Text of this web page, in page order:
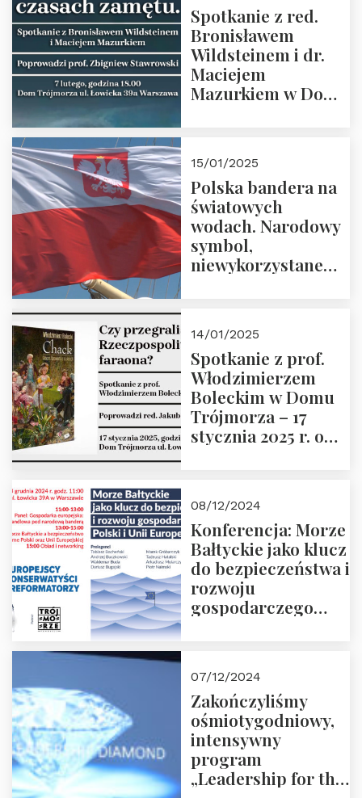
Spotkanie z red.
Bronisławem
Wildsteinem i dr.
Maciejem
Mazurkiem w Domu
Prowadzi prof.
Zbigniew
Stawrowski
15/01/2025
Polska bandera na
światowych
wodach. Narodowy
symbol,
niewykorzystane
14/01/2025
Spotkanie z prof.
Włodzimierzem
Boleckim w Domu
Trójmorza – 17
stycznia 2025 r. o
08/12/2024
Konferencja: Morze
Bałtyckie jako klucz
do bezpieczeństwa i
rozwoju
gospodarczego
ZAPRASZAMY
07/12/2024
Zakończyliśmy
ośmiotygodniowy,
intensywny
program
„Leadership for the